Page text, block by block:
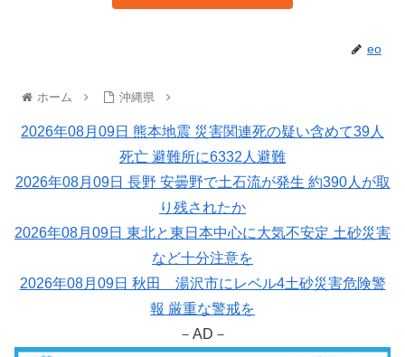
eo
ホーム 沖縄県
2026年08月09日 熊本地震 災害関連死の疑い含めて39人
死亡 避難所に6332人避難
2026年08月09日 長野 安曇野で土石流が発生 約390人が取
り残されたか
2026年08月09日 東北と東日本中心に大気不安定 土砂災害
など十分注意を
2026年08月09日 秋田 湯沢市にレベル4土砂災害危険警
報 厳重な警戒を
－AD－